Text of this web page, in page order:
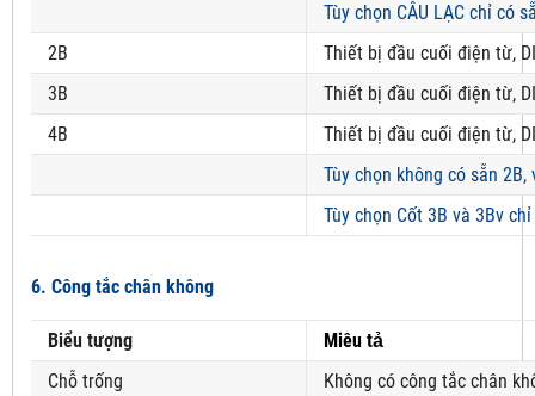
Tùy chọn CÂU LẠC chỉ có
2B
Thiết bị đầu cuối điện từ,
3B
Thiết bị đầu cuối điện từ,
4B
Thiết bị đầu cuối điện từ,
Tùy chọn không có sẵn
Tùy chọn Cốt 3B và 3Bv
6. Công tắc chân không
Biểu tượng
Miêu tả
Chỗ trống
Không có công tắc chân